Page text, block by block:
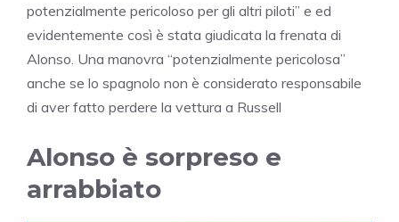
potenzialmente pericoloso per gli altri piloti” e ed
evidentemente così è stata giudicata la frenata di
Alonso. Una manovra “potenzialmente pericolosa”
anche se lo spagnolo non è considerato responsabile
di aver fatto perdere la vettura a Russell
Alonso è sorpreso e
arrabbiato